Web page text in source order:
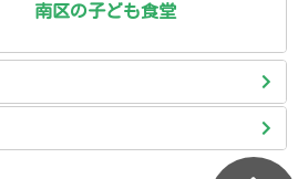
南区の子ども食堂